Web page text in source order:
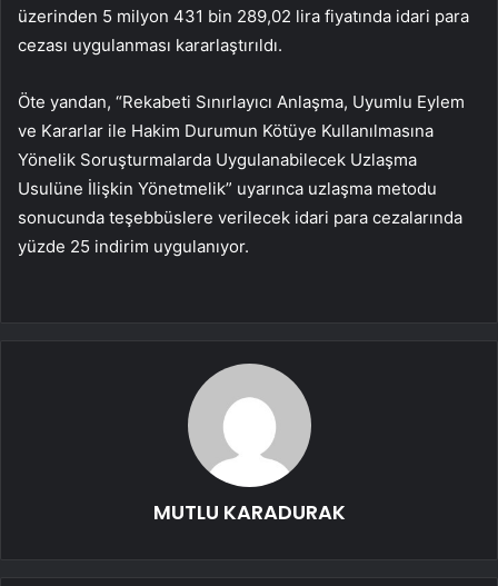
üzerinden 5 milyon 431 bin 289,02 lira fiyatında idari para
cezası uygulanması kararlaştırıldı.
Öte yandan, “Rekabeti Sınırlayıcı Anlaşma, Uyumlu Eylem
ve Kararlar ile Hakim Durumun Kötüye Kullanılmasına
Yönelik Soruşturmalarda Uygulanabilecek Uzlaşma
Usulüne İlişkin Yönetmelik” uyarınca uzlaşma metodu
sonucunda teşebbüslere verilecek idari para cezalarında
yüzde 25 indirim uygulanıyor.
MUTLU KARADURAK